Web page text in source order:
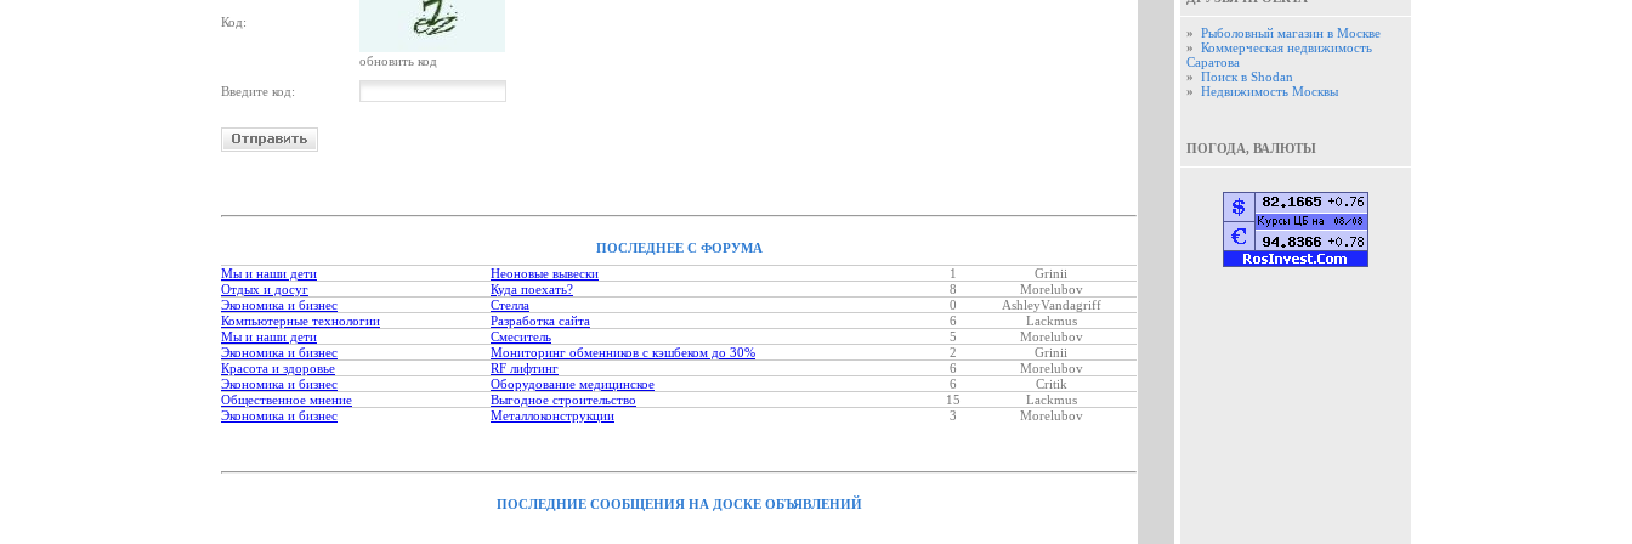
Код:
обновить код
Введите код:
ПОСЛЕДНЕЕ С ФОРУМА
Мы и наши дети
Неоновые вывески 1
Grinii
Отдых и досуг
Куда поехать? 8
Morelubov
Экономика и бизнес
Стелла 0
AshleyVandagriff
Компьютерные технологии
Разработка сайта 6
Lackmus
Мы и наши дети
Смеситель 5
Morelubov
Экономика и бизнес
Мониторинг обменников с кэшбеком до 30% 2
Grinii
Красота и здоровье
RF лифтинг 6
Morelubov
Экономика и бизнес
Оборудование медицинское 6
Critik
Общественное мнение
Выгодное строительство 15
Lackmus
Экономика и бизнес
Металлоконструкции 3 Morelubov
ПОСЛЕДНИЕ СООБЩЕНИЯ НА ДОСКЕ ОБЪЯВЛЕНИЙ
» Рыболовный магазин в Москве
» Коммерческая недвижимость
Саратова
» Поиск в Shodan
» Недвижимость Москвы
ПОГОДА, ВАЛЮТЫ